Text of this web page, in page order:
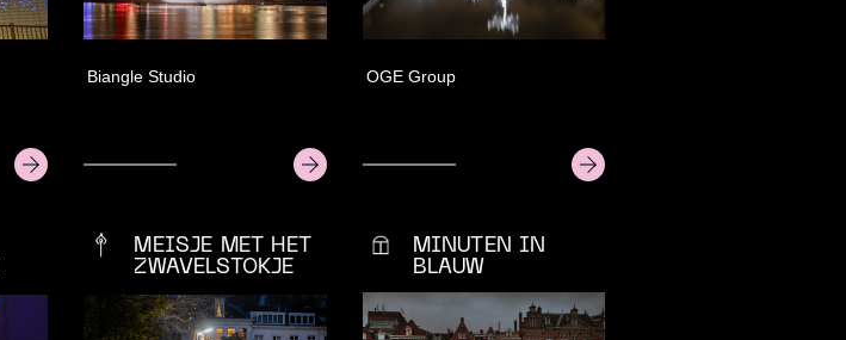
Biangle Studio OGE Group
MEISJE MET HET
ZWAVELSTOKJE
MINUTEN IN
BLAUW